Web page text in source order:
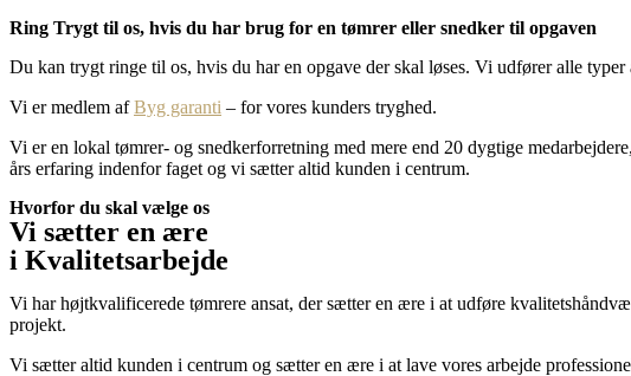
Ring Trygt til os, hvis du har brug for en tømrer eller snedker til opgaven
Du kan trygt ringe til os, hvis du har en opgave der skal løses. Vi udfører alle
Vi er medlem afByg garanti – for vores kunders tryghed.
Vi er en lokal tømrer- og snedkerforretning med mere end 20 dygtige
års erfaring indenfor faget og vi sætter altid kunden i centrum.
Hvorfor du skal vælge os
Vi sætter en ære
i Kvalitetsarbejde
Vi har højtkvalificerede tømrere ansat, der sætter en ære i at udføre
projekt.
Vi sætter altid kunden i centrum og sætter en ære i at lave vores arbejde